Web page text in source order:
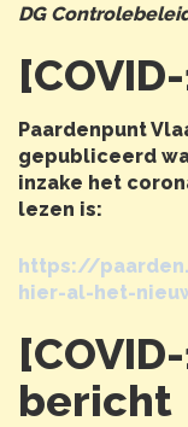
DG
Paardenpunt
gepubliceerd
inzake het
lezen is:
https://
hier-al-het-
bericht